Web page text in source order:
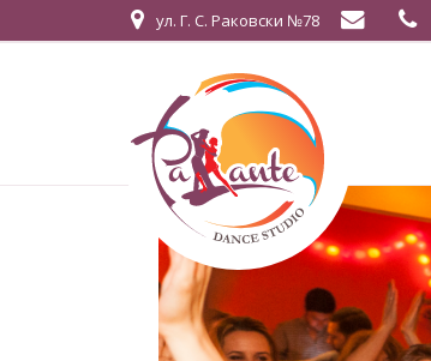
ул. Г. С. Раковски №78